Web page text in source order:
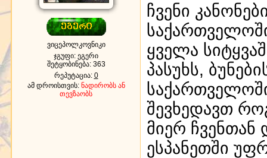
ვიცეპოლკოვნიკი
ჯგუფი: ეგერი
შეტყობინება: 363
რეპუტაცია: 0
ამ დროისთვის: ნადირობს ან
თევზაობს
ჩვენი
ყველა
პასუხს,
შევხედავთ
მიერ ჩვენთან
ესპანეთში